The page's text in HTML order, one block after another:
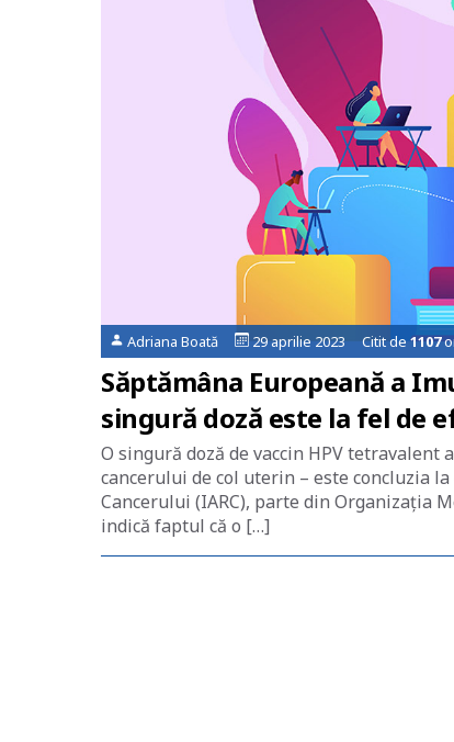
Adriana Boată 29 aprilie 2023 Citit de1107
Săptămâna Europeană a
singură doză este la fel de
O singură doză de vaccin HPV
cancerului de col uterin – este concluzia
Cancerului (IARC), parte din Organizația
indică faptul că o […]